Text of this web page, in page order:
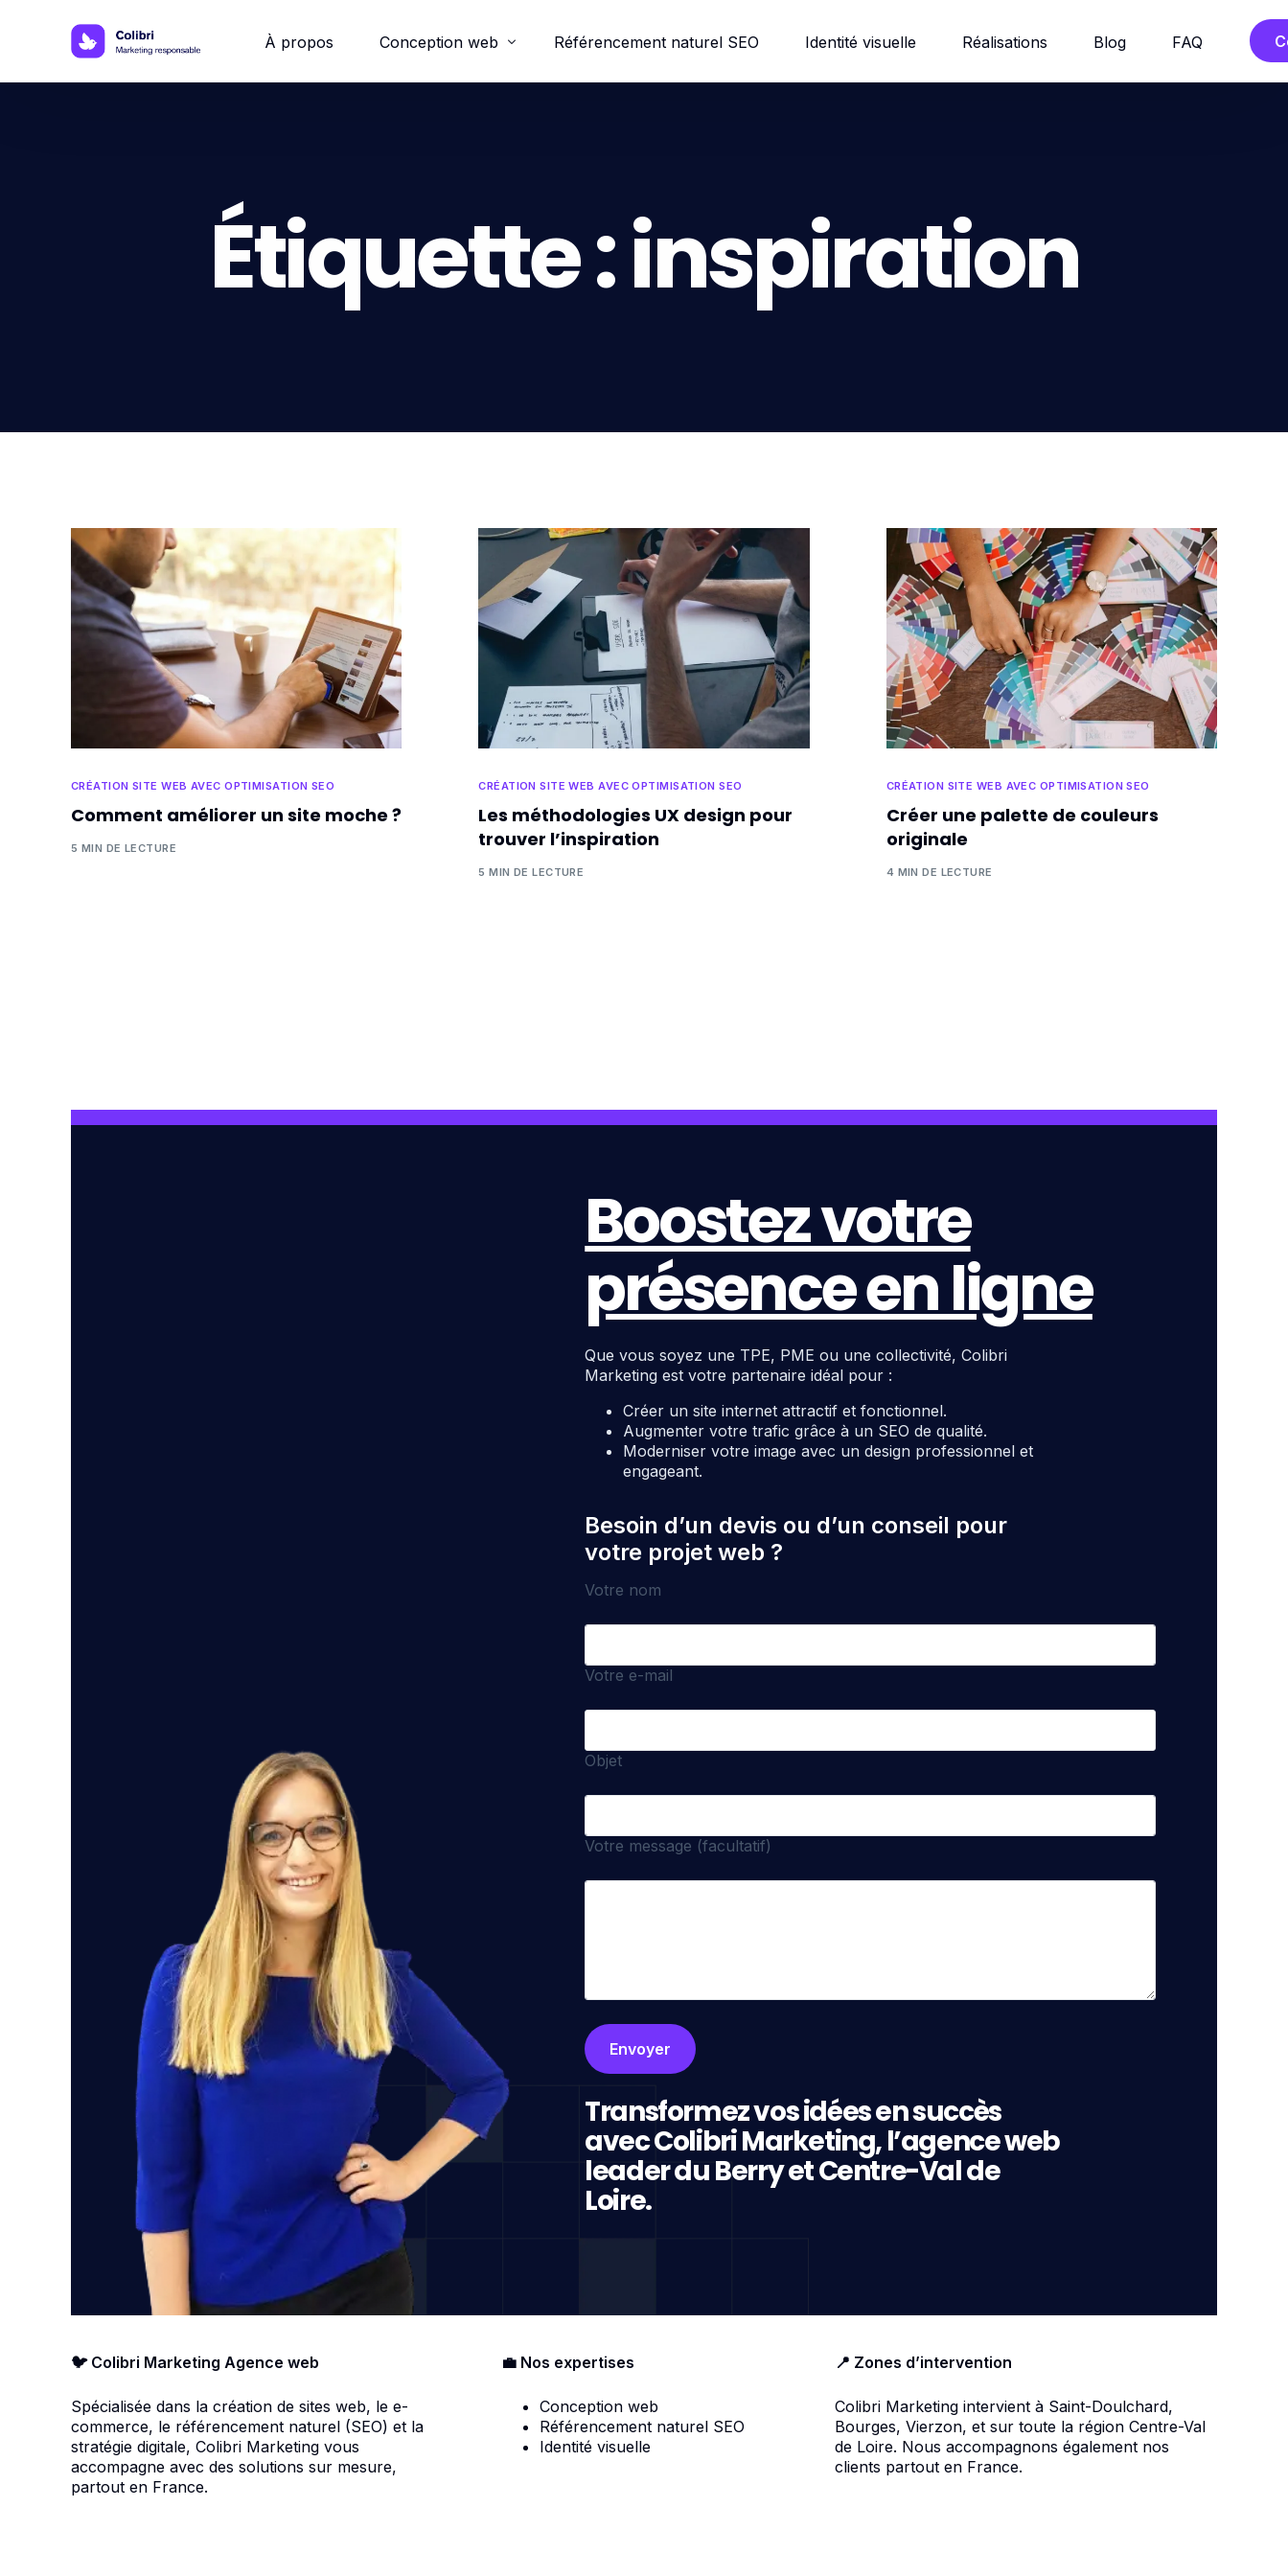
À propos Conception web Référencement naturel SEO Identité visuelle Réalisations Blog FAQ
Étiquette :inspiration
CRÉATION SITE WEB AVEC OPTIMISATION SEO
Comment améliorer un site moche ?
5 MIN DE LECTURE
CRÉATION SITE WEB AVEC OPTIMISATION SEO
Les méthodologies UX design pour
trouver l’inspiration
5 MIN DE LECTURE
CRÉATION SITE WEB AVEC OPTIMISATION SEO
Créer une palette de couleurs
originale
4 MIN DE LECTURE
Boostez votre
présence en ligne
Que vous soyez une TPE, PME ou une collectivité, Colibri
Marketing est votre partenaire idéal pour :
Créer un site internet attractif et fonctionnel.
Augmenter votre trafic grâce à un SEO de qualité.
Moderniser votre image avec un design professionnel et
engageant.
Besoin d’un devis ou d’un conseil pour
votre projet web ?
Votre nom
Votre e-mail
Objet
Votre message (facultatif)
Transformez vos idées en succès
avec Colibri Marketing, l’agence web
leader du Berry et Centre-Val de
Loire.
🐦 Colibri Marketing Agence web
Spécialisée dans la création de sites web, le e-
commerce, le référencement naturel (SEO) et la
stratégie digitale, Colibri Marketing vous
accompagne avec des solutions sur mesure,
partout en France.
💼 Nos expertises
Conception web
Référencement naturel SEO
Identité visuelle
📍 Zones d’intervention
Colibri Marketing intervient à Saint-Doulchard,
Bourges, Vierzon, et sur toute la région Centre-Val
de Loire. Nous accompagnons également nos
clients partout en France.